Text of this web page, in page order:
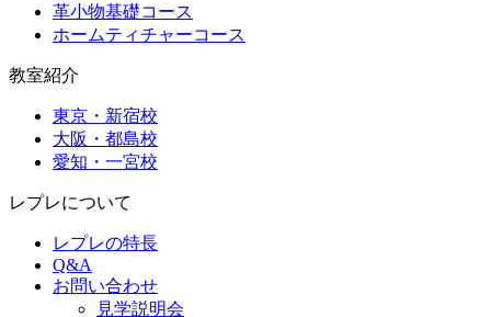
革小物基礎コース
ホームティチャーコース
教室紹介
東京・新宿校
大阪・都島校
愛知・一宮校
レプレについて
レプレの特長
Q&A
お問い合わせ
見学説明会